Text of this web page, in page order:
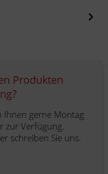
Produkten
Ihnen gerne Montag
zur Verfügung.
schreiben Sie uns.